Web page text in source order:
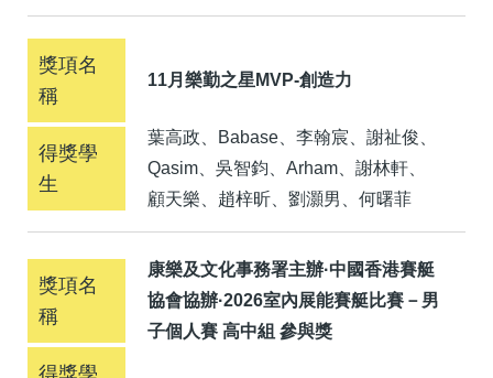
11月樂勤之星MVP-創造力
葉高政、Babase、李翰宸、謝祉俊、
Qasim、吳智鈞、Arham、謝林軒、
顧天樂、趙梓昕、劉灝男、何曙菲
康樂及文化事務署主辦·中國香港賽艇
協會協辦·2026室內展能賽艇比賽－男
子個人賽 高中組 參與獎